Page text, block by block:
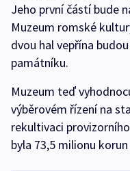
Jeho první částí bude
Muzeum romské
dvou hal vepřína
památníku.
Muzeum teď
výběrovém řízení na
rekultivaci
byla 73,5 milionu